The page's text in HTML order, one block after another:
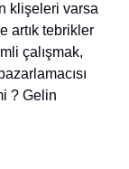
klişeleri varsa
artık tebrikler
çalışmak,
? Gelin